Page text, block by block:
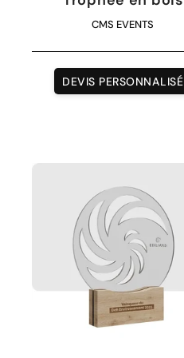
CMS EVENTS
DEVIS PERSONNALISÉ